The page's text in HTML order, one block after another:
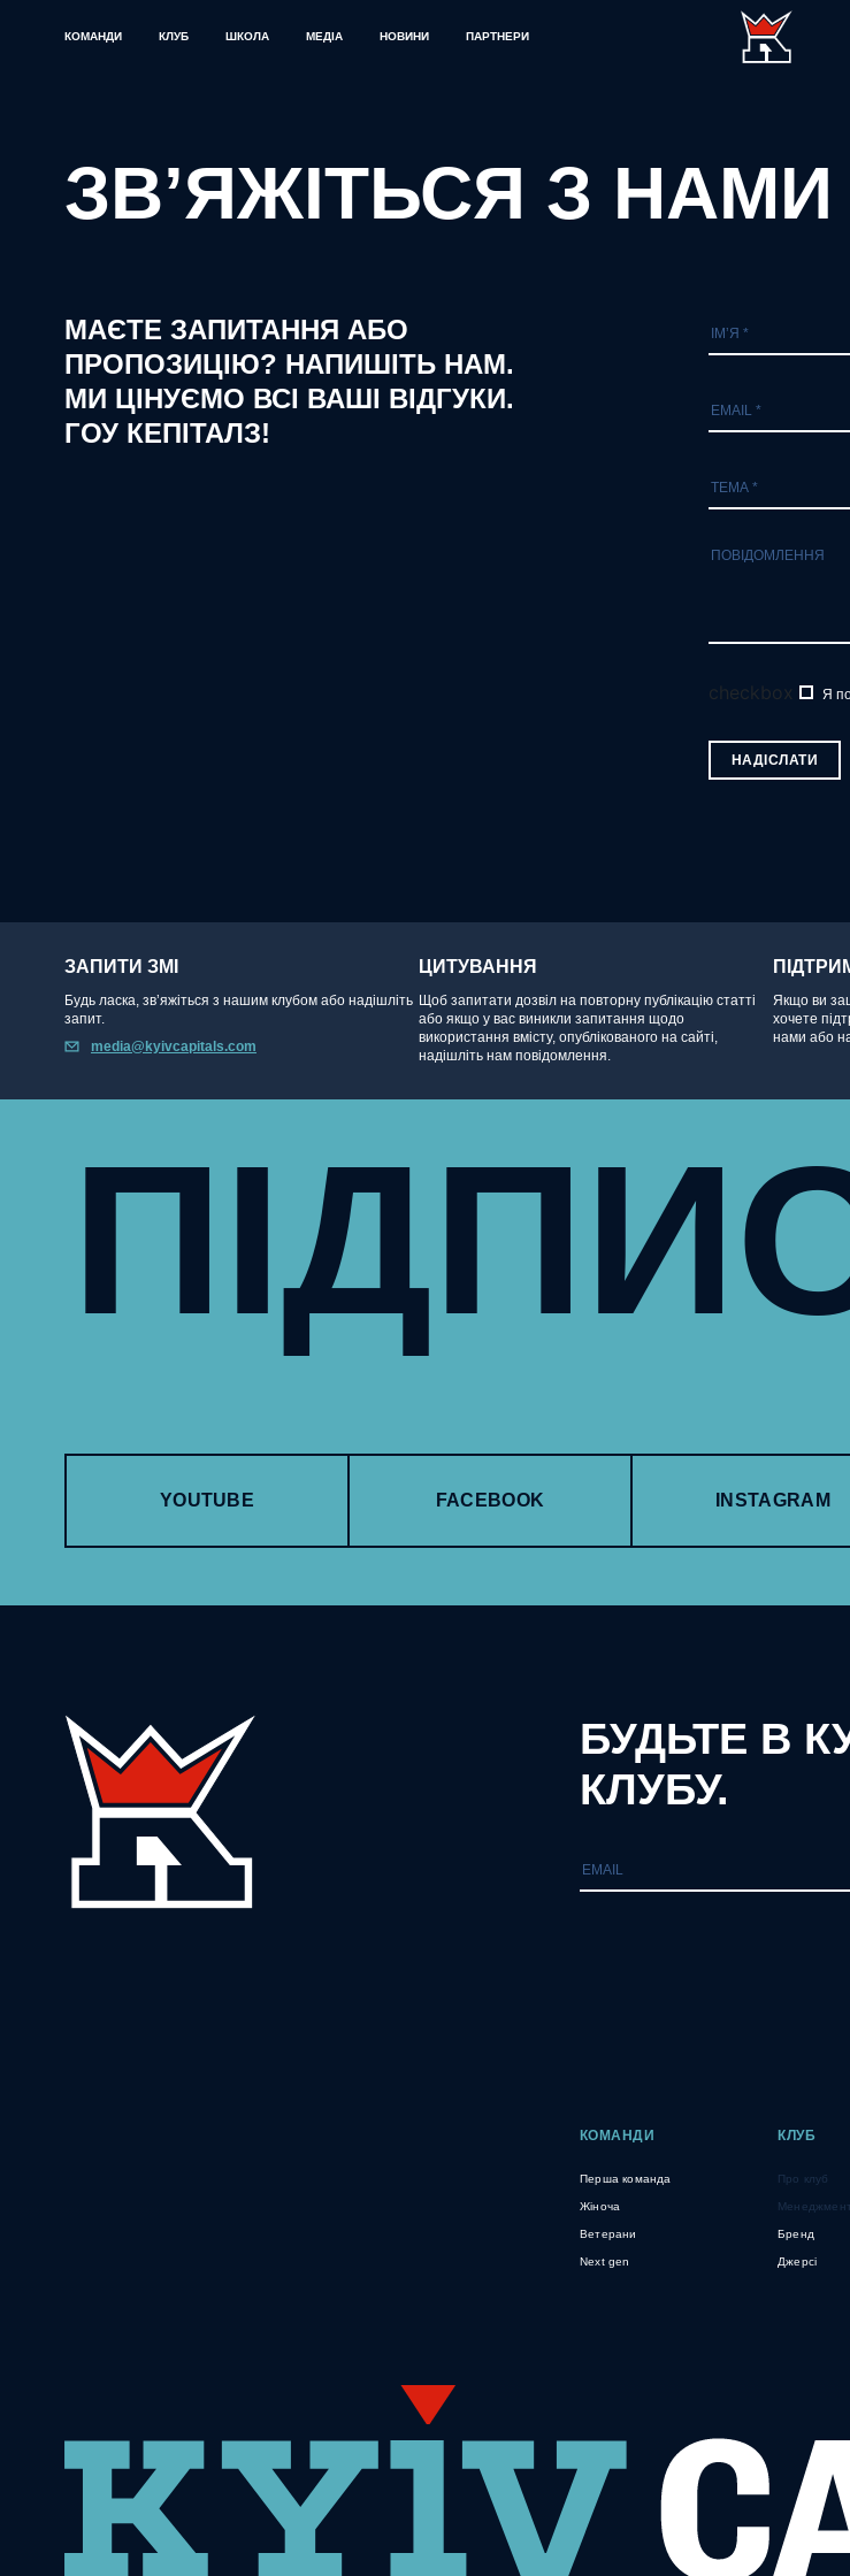
КОМАНДИ КЛУБ ШКОЛА МЕДІА НОВИНИ ПАРТНЕРИ
ЗВ’ЯЖІТЬСЯ З НАМИ
МАЄТЕ ЗАПИТАННЯ АБО
ПРОПОЗИЦІЮ? НАПИШІТЬ НАМ.
МИ ЦІНУЄМО ВСІ ВАШІ ВІДГУКИ.
ГОУ КЕПІТАЛЗ!
checkbox Я
НАДІСЛАТИ
ЗАПИТИ ЗМІ
Будь ласка, зв’яжіться з нашим клубом або надішліть
запит.
media@kyivcapitals.com
ЦИТУВАННЯ
Щоб запитати дозвіл на повторну публікацію статті
або якщо у вас виникли запитання щодо
використання вмісту, опублікованого на сайті,
надішліть нам повідомлення.
Якщо ви
хочете
нами або
YOUTUBE FACEBOOK INSTAGRAM
БУДЬТЕ В
КЛУБУ.
КОМАНДИ
Перша команда
Жіноча
Ветерани
Next gen
КЛУБ
Про клуб
Менеджмент
Бренд
Джерсі